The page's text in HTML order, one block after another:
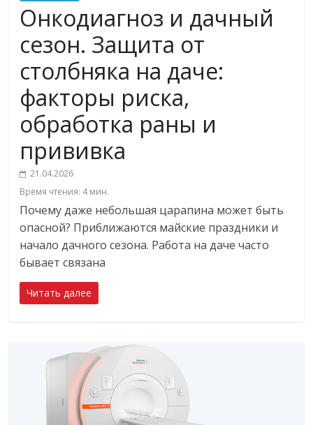
Онкодиагноз и дачный
сезон. Защита от
столбняка на даче:
факторы риска,
обработка раны и
прививка
21.04.2026
Время чтения: 4 мин.
Почему даже небольшая царапина может быть
опасной? Приближаются майские праздники и
начало дачного сезона. Работа на даче часто
бывает связана
Читать далее